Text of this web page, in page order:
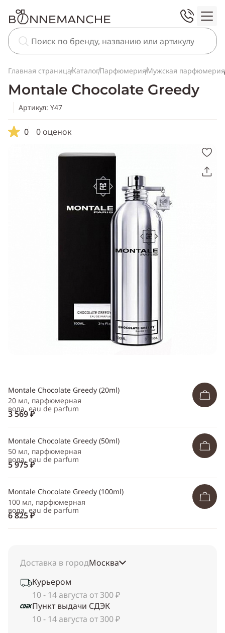
Главная страницаКаталогПарфюмерияМужская парфюмерия
Montale Chocolate Greedy
Артикул: Y47
0 0 оценок
Скопировать
Telegram
WhatsApp
Одноклассники
Montale Chocolate Greedy (20ml)
20 мл, парфюмерная
вода, eau de parfum
3 569 ₽
Montale Chocolate Greedy (50ml)
50 мл, парфюмерная
вода, eau de parfum
5 975 ₽
Montale Chocolate Greedy (100ml)
100 мл, парфюмерная
вода, eau de parfum
6 825 ₽
Доставка в городМосква
Курьером
10 - 14 августа от 300 ₽
Пункт выдачи СДЭК
10 - 14 августа от 300 ₽